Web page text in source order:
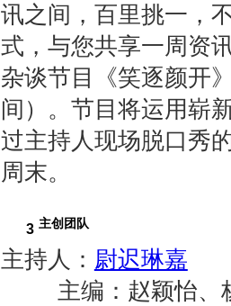
讯之间，百里挑一，
式，与您共享一周资
杂谈节目《笑逐颜开
间）。节目将运用崭
过主持人现场脱口秀
周末。
3 主创团队
主持人： 尉迟琳嘉
主编：赵颖怡、